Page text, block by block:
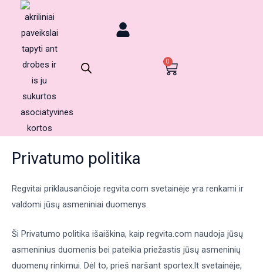
Pereiti
turinio
0
CART
Privatumo politika
Regvitai priklausančioje regvita.com svetainėje yra renkami ir
valdomi jūsų asmeniniai duomenys.
Ši Privatumo politika išaiškina, kaip regvita.com naudoja jūsų
asmeninius duomenis bei pateikia priežastis jūsų asmeninių
duomenų rinkimui. Dėl to, prieš naršant sportex.lt svetainėje,